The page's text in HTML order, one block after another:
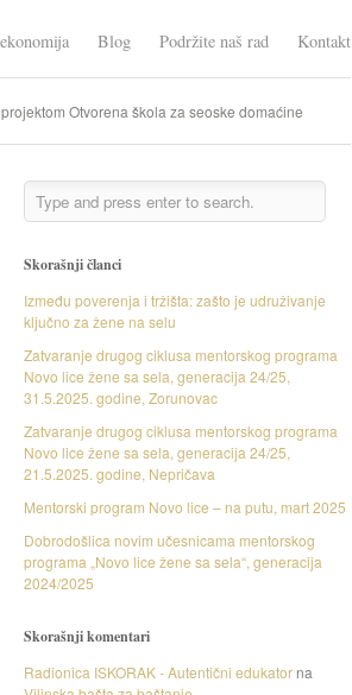
Blog Podržite naš rad Kontakt
Otvorena škola za seoske domaćine
Skorašnji članci
Između poverenja i tržišta: zašto je udruživanje
ključno za žene na selu
Zatvaranje drugog ciklusa mentorskog programa
Novo lice žene sa sela, generacija 24/25,
31.5.2025. godine, Zorunovac
Zatvaranje drugog ciklusa mentorskog programa
Novo lice žene sa sela, generacija 24/25,
21.5.2025. godine, Nepričava
Mentorski program Novo lice – na putu, mart 2025
Dobrodošlica novim učesnicama mentorskog
programa „Novo lice žene sa sela“, generacija
2024/2025
Skorašnji komentari
Radionica ISKORAK - Autentični edukator na